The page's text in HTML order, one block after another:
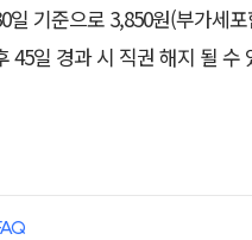
일 기준으로 3,850원(부가세
45일 경과 시 직권 해지 될 수